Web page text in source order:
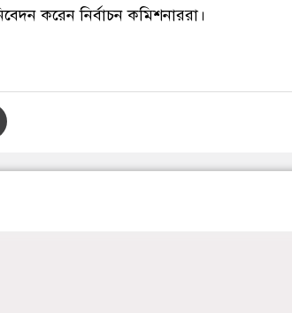
করেন নির্বাচন কমিশনাররা।